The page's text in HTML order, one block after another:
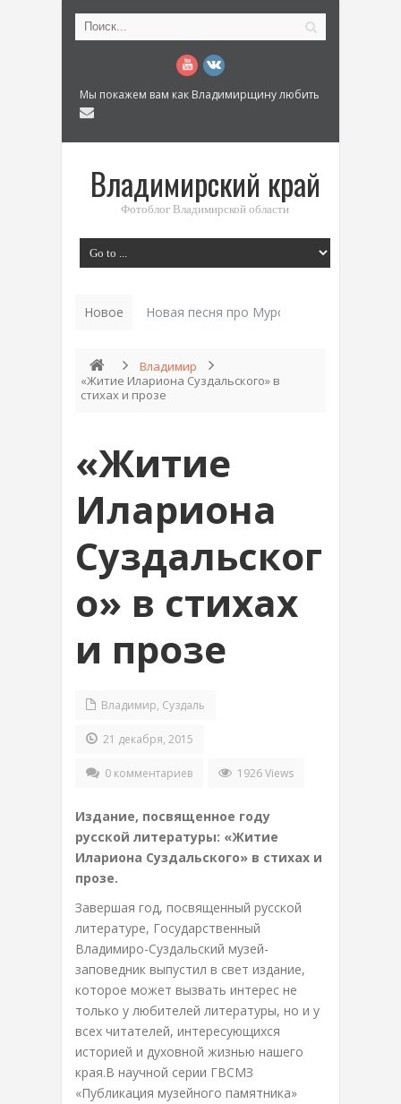
Мы покажем вам как Владимирщину любить
Владимирский край
Фотоблог Владимирской области
Новое Новая песня про Муром: «Былинный
Владимир
«Житие Илариона Суздальского» в
стихах и прозе
«Житие
Илариона
Суздальског
о» в стихах
и прозе
Владимир, Суздаль
21 декабря, 2015
0 комментариев 1926 Views
Издание, посвященное году
русской литературы: «Житие
Илариона Суздальского» в стихах и
прозе.
Завершая год, посвященный русской
литературе, Государственный
Владимиро-Суздальский музей-
заповедник выпустил в свет издание,
которое может вызвать интерес не
только у любителей литературы, но и у
всех читателей, интересующихся
историей и духовной жизнью нашего
края.В научной серии ГВСМЗ
«Публикация музейного памятника»